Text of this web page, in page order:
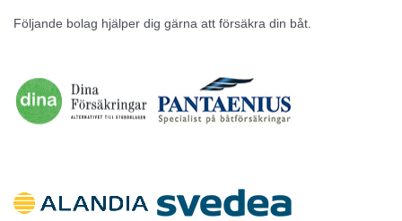
Följande bolag hjälper dig gärna att försäkra din båt.